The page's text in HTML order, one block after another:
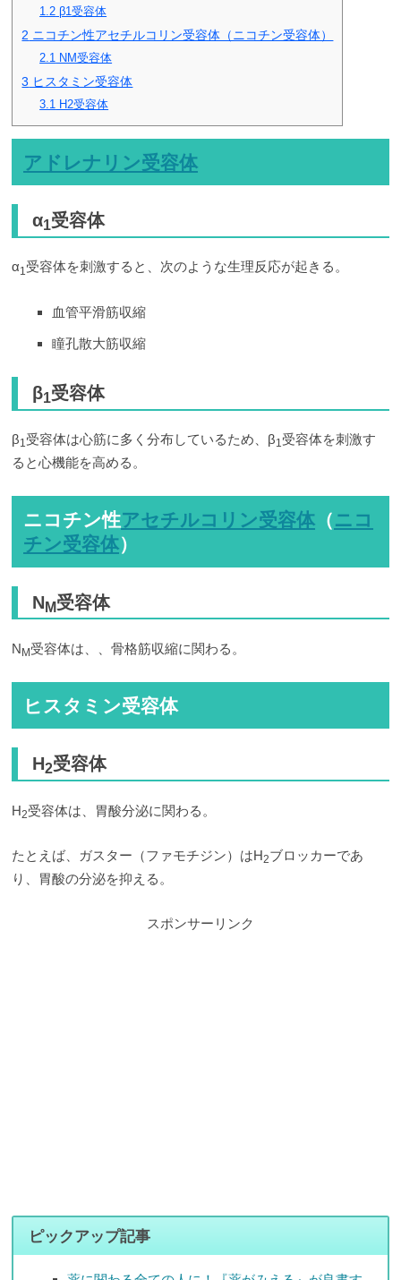
1.2 β1受容体
2 ニコチン性アセチルコリン受容体（ニコチン受容体）
2.1 NM受容体
3 ヒスタミン受容体
3.1 H2受容体
アドレナリン受容体
α1受容体
α1受容体を刺激すると、次のような生理反応が起きる。
血管平滑筋収縮
瞳孔散大筋収縮
β1受容体
β1受容体は心筋に多く分布しているため、β1受容体を刺激す
ると心機能を高める。
ニコチン性アセチルコリン受容体 （ニコ
チン受容体）
N M受容体
N M受容体は、、骨格筋収縮に関わる。
ヒスタミン受容体
H2受容体
H2受容体は、胃酸分泌に関わる。
たとえば、ガスター（ファモチジン）はH2ブロッカーであ
り、胃酸の分泌を抑える。
スポンサーリンク
ピックアップ記事